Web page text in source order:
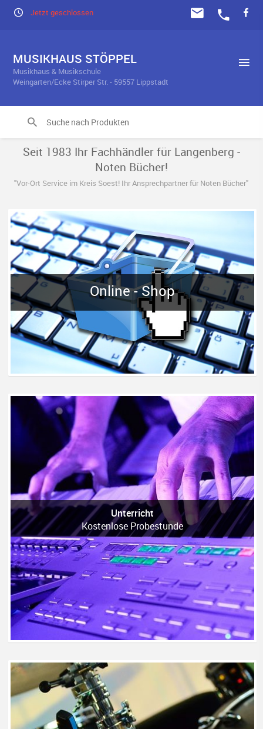
Jetzt geschlossen
MUSIKHAUS STÖPPEL
Musikhaus & Musikschule
Weingarten/Ecke Stirper Str. - 59557 Lippstadt
Seit 1983 Ihr Fachhändler für Langenberg -
Noten Bücher!
"Vor-Ort Service im Kreis Soest! Ihr Ansprechpartner für Noten Bücher"
Online - Shop
Unterricht
Kostenlose Probestunde